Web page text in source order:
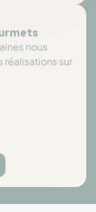
nous
réalisations sur